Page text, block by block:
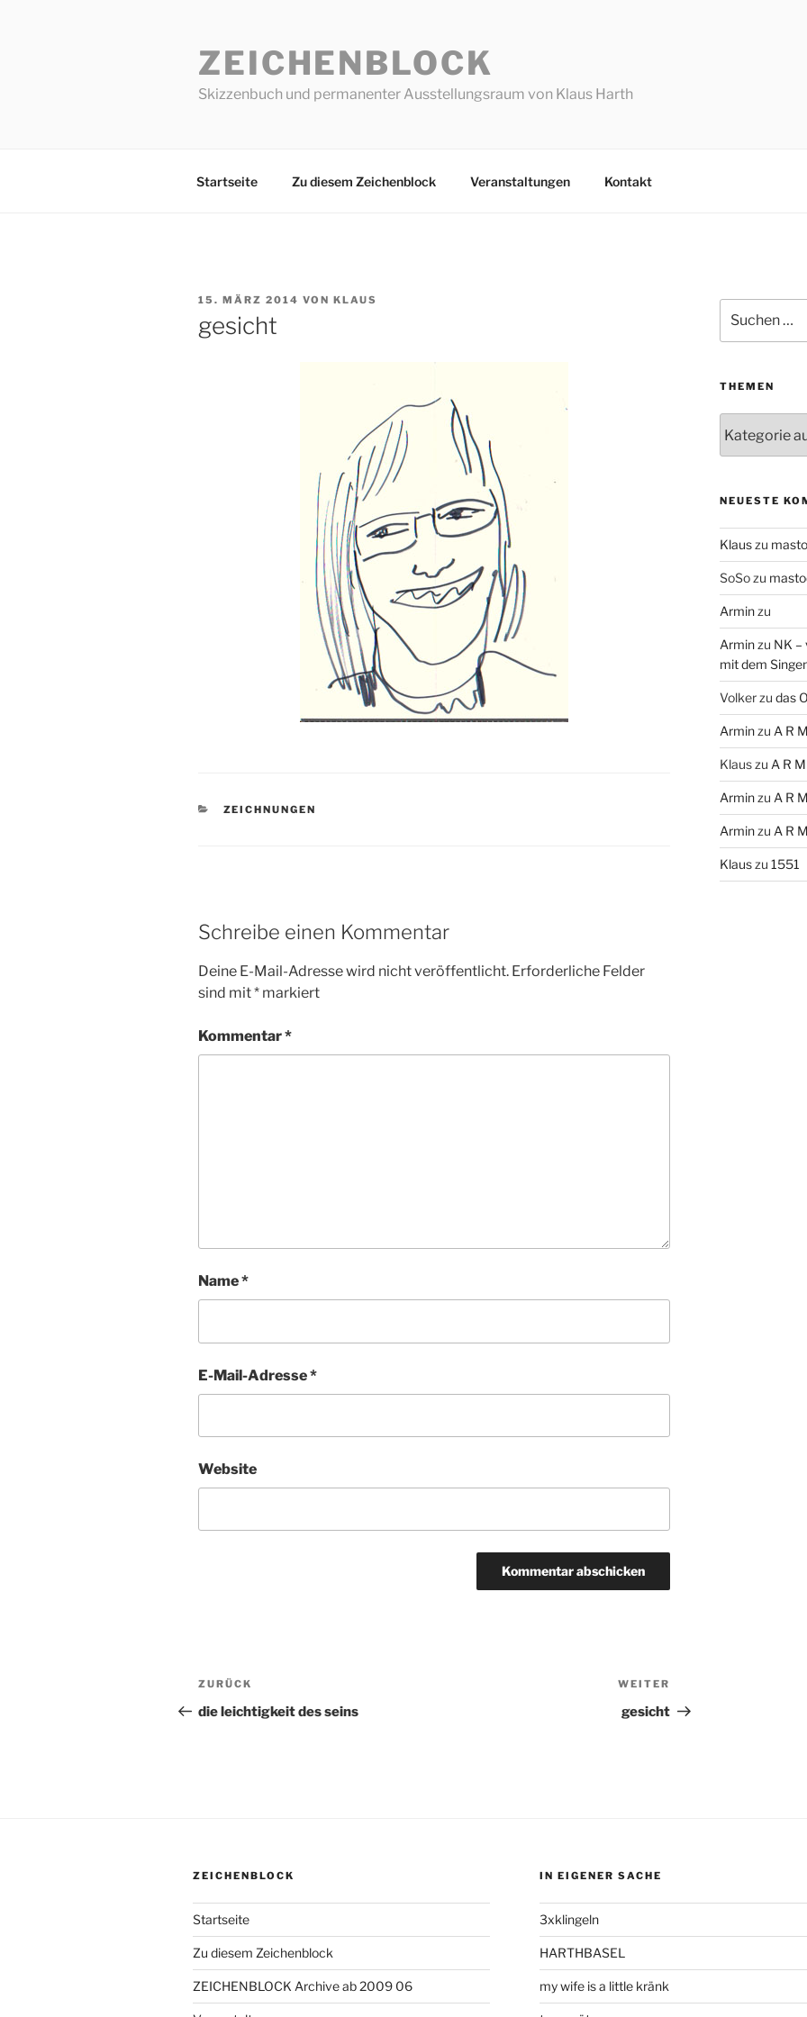
ZEICHENBLOCK
Skizzenbuch und permanenter Ausstellungsraum von Klaus Harth
Startseite Zu diesem Zeichenblock Veranstaltungen Kontakt
VERÖFFENTLICHT
15. MÄRZ 2014 VON KLAUS
gesicht
KATEGORIEN
ZEICHNUNGEN
Schreibe einen Kommentar
Deine E-Mail-Adresse wird nicht veröffentlicht. Erforderliche Felder
sind mit* markiert
Kommentar*
Name*
E-Mail-Adresse*
Website
Beitragsnavigation
Vorheriger
Beitrag
ZURÜCK
die leichtigkeit des seins
Beitrag
WEITER
gesicht
nach:
THEMEN
NEUESTE
Klauszu
SoSozu
Arminzu
Arminzu NK –
mit dem
Volkerzu das
Arminzu A R
Klauszu A R
Arminzu A R
Arminzu A R
Klauszu 1551
ZEICHENBLOCK
Startseite
Zu diesem Zeichenblock
ZEICHENBLOCK Archive ab 2009 06
IN EIGENER SACHE
3xklingeln
HARTHBASEL
my wife is a little kränk